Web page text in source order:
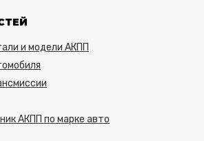
и модели АКПП
АКПП по марке авто